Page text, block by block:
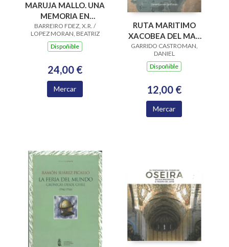
MARUJA MALLO. UNA
MEMORIA EN
CONSTRUCCION. S Y
O.DESCONOCID
BARREIRO FDEZ, X.R. /
LOPEZ MORAN, BEATRIZ
Dispoñible
24,00 €
Mercar
RUTA MARITIMO
XACOBEA DEL MAR
DE AROUSA Y RIO
ULLA, UN DON
GARRIDO CASTROMAN,
DANIEL
Dispoñible
12,00 €
Mercar